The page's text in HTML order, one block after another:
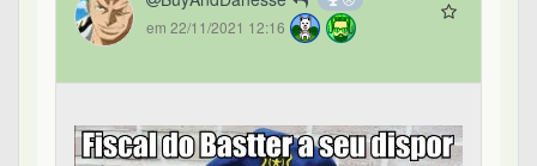
em 22/11/2021 12:16